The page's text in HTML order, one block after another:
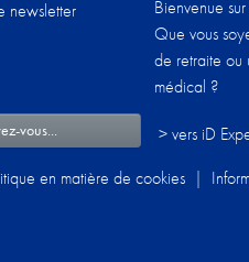
newsletter
vous...
Bienvenue
Que vous
de retraite ou
médical ?
> vers iD
en matière de cookies |